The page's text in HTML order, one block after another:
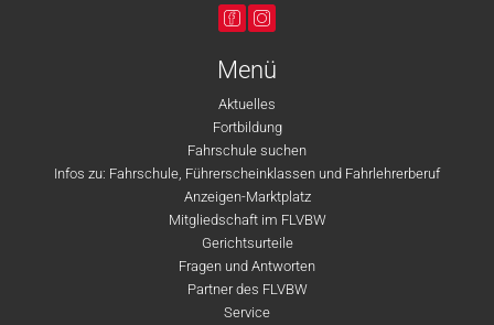
Menü
Aktuelles
Fortbildung
Fahrschule suchen
Infos zu: Fahrschule, Führerscheinklassen und Fahrlehrerberuf
Anzeigen-Marktplatz
Mitgliedschaft im FLVBW
Gerichtsurteile
Fragen und Antworten
Partner des FLVBW
Service